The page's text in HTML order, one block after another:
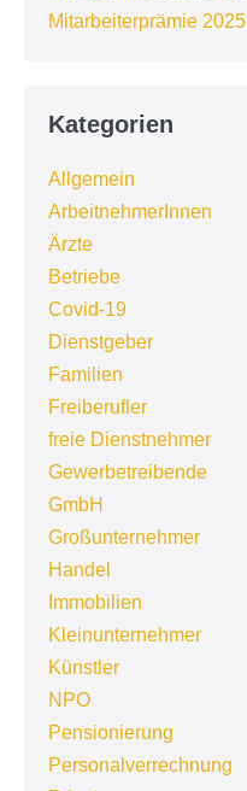
Mitarbeiterprämie 2025
Kategorien
Allgemein
ArbeitnehmerInnen
Ärzte
Betriebe
Covid-19
Dienstgeber
Familien
Freiberufler
freie Dienstnehmer
Gewerbetreibende
GmbH
Großunternehmer
Handel
Immobilien
Kleinunternehmer
Künstler
NPO
Pensionierung
Personalverrechnung